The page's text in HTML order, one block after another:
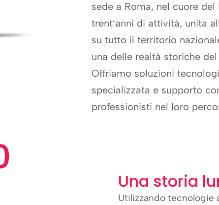
sede a Roma, nel cuore del
trent’anni di attività, unita
su tutto il territorio
una delle realtà storiche
Offriamo soluzioni
specializzata e supporto
professionisti nel loro
Una storia
Utilizzando tecnologie